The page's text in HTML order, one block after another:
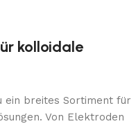
kolloidale
ein breites Sortiment für
Von Elektroden